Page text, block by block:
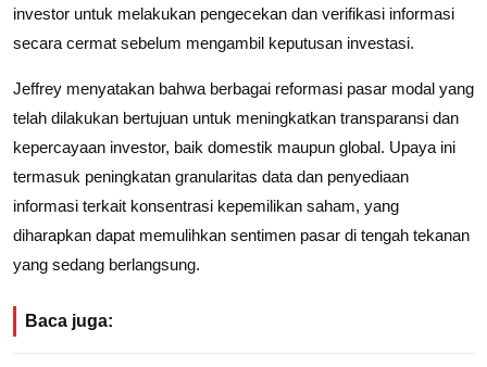
investor untuk melakukan pengecekan dan verifikasi informasi
secara cermat sebelum mengambil keputusan investasi.
Jeffrey menyatakan bahwa berbagai reformasi pasar modal yang
telah dilakukan bertujuan untuk meningkatkan transparansi dan
kepercayaan investor, baik domestik maupun global. Upaya ini
termasuk peningkatan granularitas data dan penyediaan
informasi terkait konsentrasi kepemilikan saham, yang
diharapkan dapat memulihkan sentimen pasar di tengah tekanan
yang sedang berlangsung.
Baca juga: